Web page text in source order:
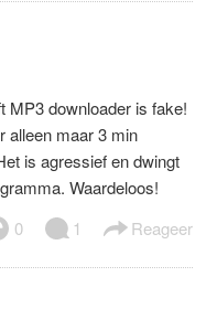
MP3 downloader is fake!
alleen maar 3 min
is agressief en dwingt
Waardeloos!
0 1 Reageer